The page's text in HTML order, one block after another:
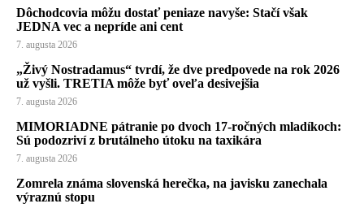
Dôchodcovia môžu dostať peniaze navyše: Stačí však
JEDNA vec a nepríde ani cent
7. augusta 2026
„Živý Nostradamus“ tvrdí, že dve predpovede na rok 2026
už vyšli. TRETIA môže byť oveľa desivejšia
7. augusta 2026
MIMORIADNE pátranie po dvoch 17-ročných mladíkoch:
Sú podozriví z brutálneho útoku na taxikára
7. augusta 2026
Zomrela známa slovenská herečka, na javisku zanechala
výraznú stopu